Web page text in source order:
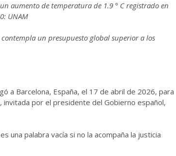
aumento de temperatura de 1.9 ° C registrado en
UNAM
un presupuesto global superior a los
a Barcelona, España, el 17 de abril de 2026, para
invitada por el presidente del Gobierno español,
una palabra vacía si no la acompaña la justicia